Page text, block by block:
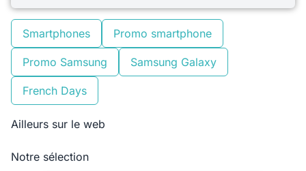
Smartphones Promo smartphone
Promo Samsung Samsung Galaxy
French Days
Ailleurs sur le web
Notre sélection